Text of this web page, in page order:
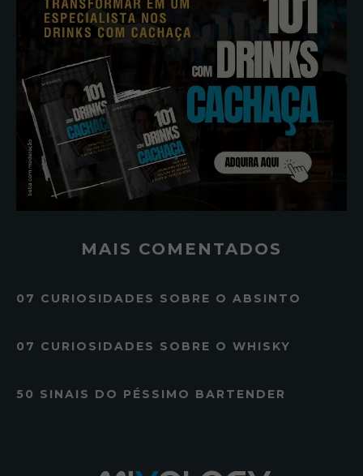
MAIS COMENTADOS
07 CURIOSIDADES SOBRE O ABSINTO
07 CURIOSIDADES SOBRE O WHISKY
50 SINAIS DO PÉSSIMO BARTENDER